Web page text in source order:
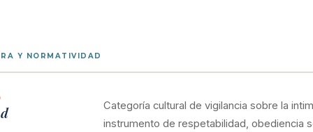
Y NORMATIVIDAD
Categoría cultural de vigilancia sobre la
instrumento de respetabilidad, obediencia